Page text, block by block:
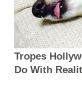
Tropes
Do With